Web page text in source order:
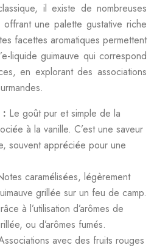
il existe de nombreuses
une palette gustative riche
facettes aromatiques permettent
liquide guimauve qui correspond
en explorant des associations
: Le goût pur et simple de la
à la vanille. C’est une saveur
souvent appréciée pour une
caramélisées, légèrement
grillée sur un feu de camp.
à l’utilisation d’arômes de
ou d’arômes fumés.
avec des fruits rouges